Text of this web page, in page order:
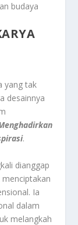
budaya
yang tak
desainnya
.
dianggap
Ia
dalam
melangkah